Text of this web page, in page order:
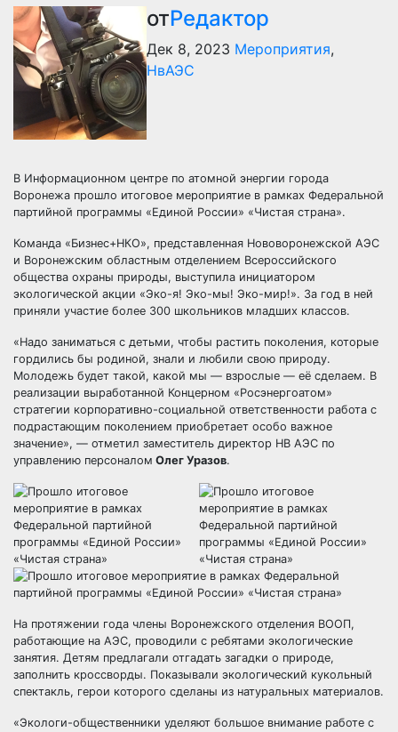
отРедактор
Дек 8, 2023 Мероприятия,
НвАЭС
В Информационном центре по атомной энергии города
Воронежа прошло итоговое мероприятие в рамках Федеральной
партийной программы «Единой России» «Чистая страна».
Команда «Бизнес+НКО», представленная Нововоронежской АЭС
и Воронежским областным отделением Всероссийского
общества охраны природы, выступила инициатором
экологической акции «Эко-я! Эко-мы! Эко-мир!». За год в ней
приняли участие более 300 школьников младших классов.
«Надо заниматься с детьми, чтобы растить поколения, которые
гордились бы родиной, знали и любили свою природу.
Молодежь будет такой, какой мы — взрослые — её сделаем. В
реализации выработанной Концерном «Росэнергоатом»
стратегии корпоративно-социальной ответственности работа с
подрастающим поколением приобретает особо важное
значение», — отметил заместитель директор НВ АЭС по
управлению персоналом Олег Уразов.
На протяжении года члены Воронежского отделения ВООП,
работающие на АЭС, проводили с ребятами экологические
занятия. Детям предлагали отгадать загадки о природе,
заполнить кроссворды. Показывали экологический кукольный
спектакль, герои которого сделаны из натуральных материалов.
«Экологи-общественники уделяют большое внимание работе с